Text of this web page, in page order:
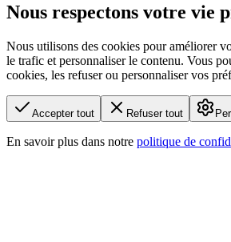
Nous respectons votre vie
Nous utilisons des cookies pour améliorer
le trafic et personnaliser le contenu. Vous
cookies, les refuser ou personnaliser vos
Accepter tout Refuser tout
En savoir plus dans notre politique de